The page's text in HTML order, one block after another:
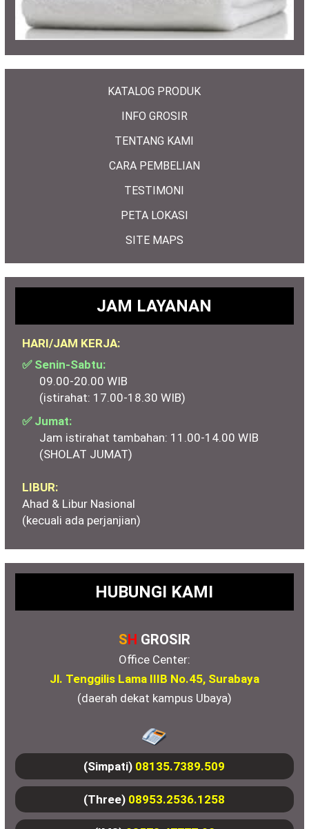
KATALOG PRODUK
INFO GROSIR
TENTANG KAMI
CARA PEMBELIAN
TESTIMONI
PETA LOKASI
SITE MAPS
JAM LAYANAN
HARI/JAM KERJA:
✅ Senin-Sabtu:
09.00-20.00 WIB
(istirahat: 17.00-18.30 WIB)
✅ Jumat:
Jam istirahat tambahan: 11.00-14.00 WIB
(SHOLAT JUMAT)
LIBUR:
Ahad & Libur Nasional
(kecuali ada perjanjian)
HUBUNGI KAMI
SH GROSIR
Office Center:
Jl. Tenggilis Lama IIIB No.45, Surabaya
(daerah dekat kampus Ubaya)
(Simpati) 08135.7389.509
(Three) 08953.2536.1258